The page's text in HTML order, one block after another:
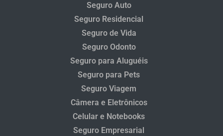
Seguro Auto
Seguro Residencial
Seguro de Vida
Seguro Odonto
Seguro para Aluguéis
Seguro para Pets
Seguro Viagem
Câmera e Eletrônicos
Celular e Notebooks
Seguro Empresarial